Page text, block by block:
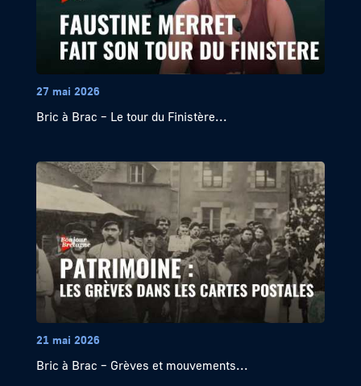
27 mai 2026
Bric à Brac – Le tour du Finistère...
21 mai 2026
Bric à Brac – Grèves et mouvements...